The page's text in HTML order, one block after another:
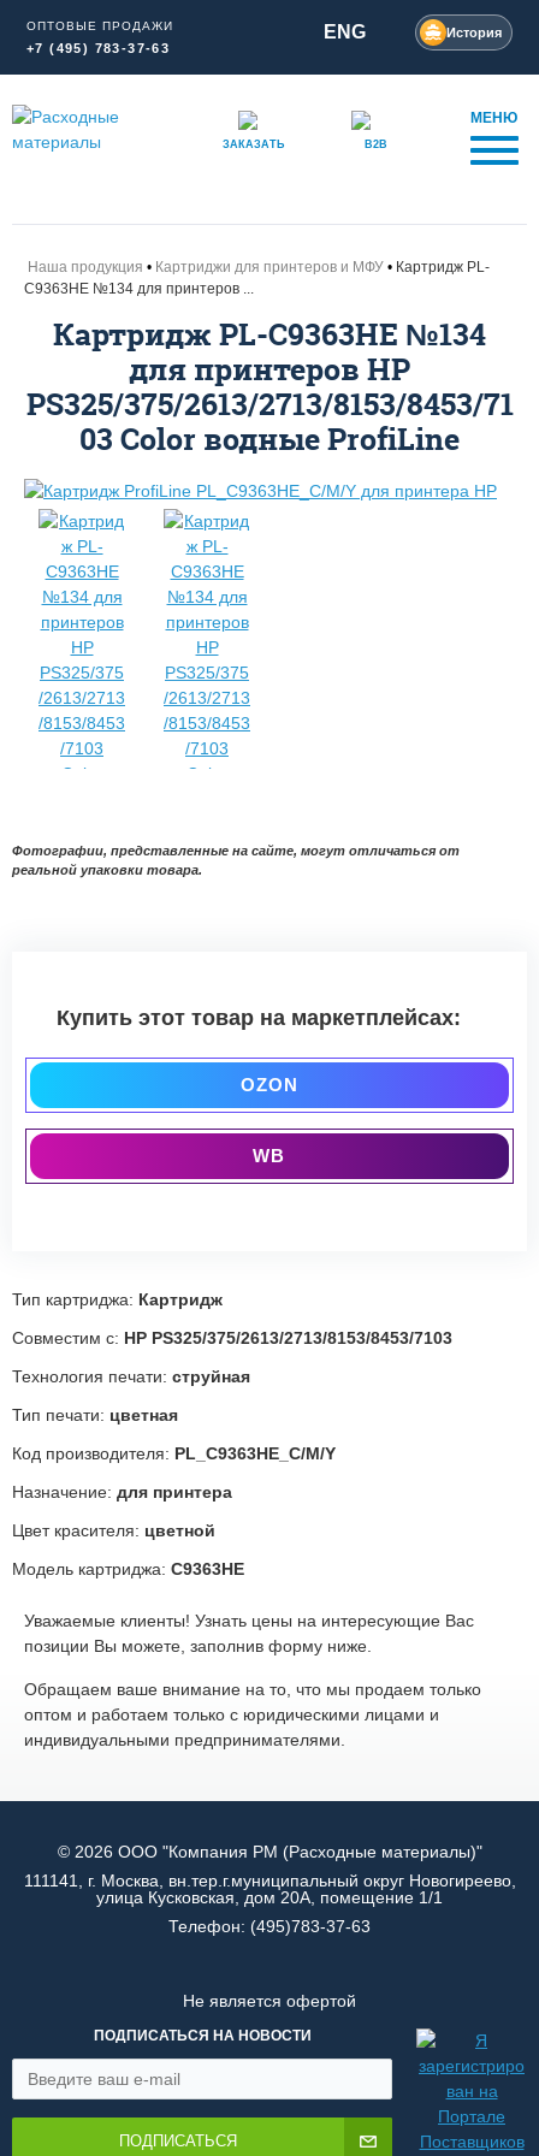
ОПТОВЫЕ ПРОДАЖИ
+7 (495) 783-37-63
ENG История
ЗАКАЗАТЬ B2B
МЕНЮ
Наша продукция Картриджи для принтеров и МФУ
Картридж PL-
C9363HE №134 для принтеров ...
Картридж PL-C9363HE №134
для принтеров HP
PS325/375/2613/2713/8153/8453/71
03 Color водные ProfiLine
Фотографии, представленные на сайте, могут отличаться от
реальной упаковки товара.
Купить этот товар на маркетплейсах:
OZON
WB
Тип картриджа: Картридж
Совместим с: HP PS325/375/2613/2713/8153/8453/7103
Технология печати: струйная
Тип печати: цветная
Код производителя: PL_C9363HE_C/M/Y
Назначение: для принтера
Цвет красителя: цветной
Модель картриджа: C9363HE
Уважаемые клиенты! Узнать цены на интересующие Вас
позиции Вы можете, заполнив форму ниже.
Обращаем ваше внимание на то, что мы продаем только
оптом и работаем только с юридическими лицами и
индивидуальными предпринимателями.
© 2026 ООО "Компания РМ (Расходные материалы)"
111141, г. Москва, вн.тер.г.муниципальный округ Новогиреево,
улица Кусковская, дом 20А, помещение 1/1
Телефон: (495)783-37-63
Не является офертой
ПОДПИСАТЬСЯ НА НОВОСТИ
ПОДПИСАТЬСЯ